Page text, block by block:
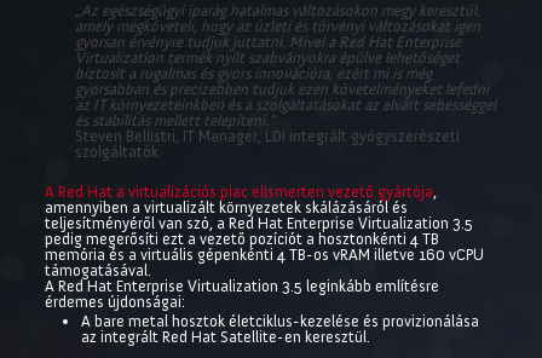
„Az egészségügyi iparág hatalmas változásokon megy keresztül,
amely megköveteli, hogy az üzleti és törvényi változásokat igen
gyorsan érvényre tudjuk juttatni. Mivel a Red Hat Enterprise
Virtualization termék nyílt szabványokra épülve lehetőséget
biztosít a rugalmas és gyors innovációra, ezért mi is még
gyorsabban és precizebben tudjuk ezen követelményeket lefedni
az IT környezeteinkben és a szolgáltatásokat az elvárt sebességgel
és stabilitás mellett telepíteni.”
Steven Bellistri, IT Manager, LDI integrált gyógyszerészeti
szolgáltatók
A Red Hat a virtualizációs piac elismerten vezető gyártója,
amennyiben a virtualizált környezetek skálázásáról és
teljesítményéről van szó, a Red Hat Enterprise Virtualization 3.5
pedig megerősíti ezt a vezető pozíciót a hosztonkénti 4 TB
memória és a virtuális gépenkénti 4 TB-os vRAM illetve 160 vCPU
támogatásával.
A Red Hat Enterprise Virtualization 3.5 leginkább említésre
érdemes újdonságai:
A bare metal hosztok életciklus-kezelése és provizionálása
az integrált Red Hat Satellite-en keresztül.